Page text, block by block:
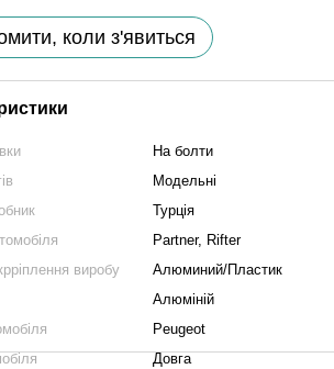
коли з'явиться
На болти
Модельні
Турція
Partner, Rifter
виробу
Алюминий/Пластик
Алюміній
Peugeot
Довга